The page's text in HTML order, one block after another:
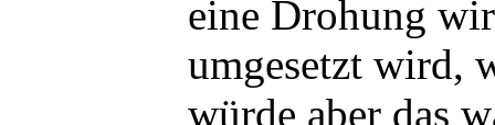
eine Drohung
umgesetzt wird,
würde aber das